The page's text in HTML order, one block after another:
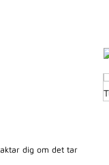
dig om det tar